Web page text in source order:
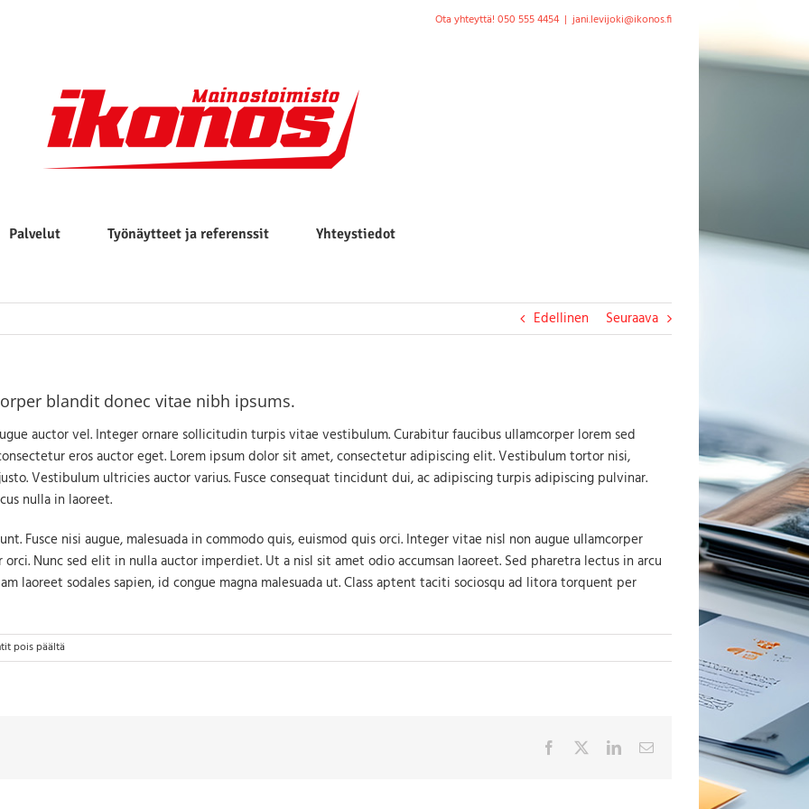
Ota yhteyttä! 050 555 4454 | jani.levijoki@ikonos.fi
Palvelut Työnäytteet ja referenssit Yhteystiedot
Edellinen Seuraava
blandit donec vitae nibh ipsums.
auctor vel. Integer ornare sollicitudin turpis vitae vestibulum. Curabitur faucibus ullamcorper lorem sed
eros auctor eget. Lorem ipsum dolor sit amet, consectetur adipiscing elit. Vestibulum tortor nisi,
Vestibulum ultricies auctor varius. Fusce consequat tincidunt dui, ac adipiscing turpis adipiscing pulvinar.
nulla in laoreet.
Fusce nisi augue, malesuada in commodo quis, euismod quis orci. Integer vitae nisl non augue ullamcorper
Nunc sed elit in nulla auctor imperdiet. Ut a nisl sit amet odio accumsan laoreet. Sed pharetra lectus in arcu
laoreet sodales sapien, id congue magna malesuada ut. Class aptent taciti sociosqu ad litora torquent per
pois päältä
Integer
Facebook LinkedInSähköposti